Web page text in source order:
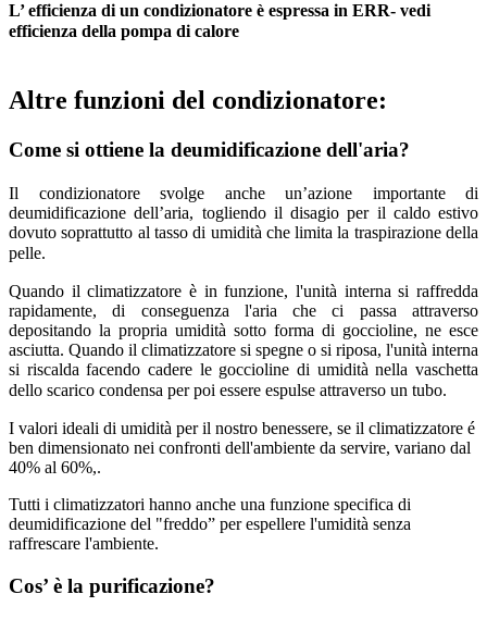
L’ efficienza di un condizionatore è espressa in ERR- vedi
efficienza della pompa di calore
Altre funzioni del condizionatore:
Come si ottiene la deumidificazione dell'aria?
Il condizionatore svolge anche un’azione importante di
deumidificazione dell’aria, togliendo il disagio per il caldo estivo
dovuto soprattutto al tasso di umidità che limita la traspirazione della
pelle.
Quando il climatizzatore è in funzione, l'unità interna si raffredda
rapidamente, di conseguenza l'aria che ci passa attraverso
depositando la propria umidità sotto forma di goccioline, ne esce
asciutta. Quando il climatizzatore si spegne o si riposa, l'unità interna
si riscalda facendo cadere le goccioline di umidità nella vaschetta
dello scarico condensa per poi essere espulse attraverso un tubo.
I valori ideali di umidità per il nostro benessere, se il climatizzatore é
ben dimensionato nei confronti dell'ambiente da servire, variano dal
40% al 60%,.
Tutti i climatizzatori hanno anche una funzione specifica di
deumidificazione del "freddo” per espellere l'umidità senza
raffrescare l'ambiente.
Cos’ è la purificazione?